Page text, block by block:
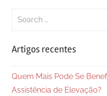
Search
Artigos recentes
Quem Mais Pode Se
Assistência de Elevação?